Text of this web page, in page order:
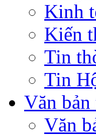
Kinh
Kiến
Tin
Tin
Văn
Văn